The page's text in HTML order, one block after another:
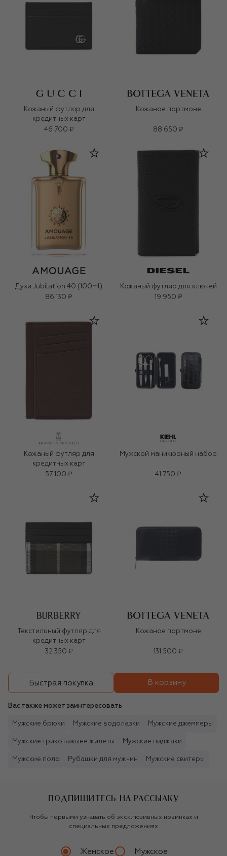
Кожаный футляр для
кредитных карт
46 700 ₽
Кожаное портмоне
88 650 ₽
Духи Jubilation 40 (100ml)
86 130 ₽
Кожаный футляр для ключей
19 950 ₽
Кожаный футляр для
кредитных карт
57 100 ₽
Мужской маникюрный набор
41 750 ₽
Текстильный футляр для
кредитных карт
32 350 ₽
Кожаное портмоне
131 500 ₽
Быстрая покупка В корзину
Вас также может заинтересовать
Мужские брюки Мужские водолазки Мужские джемперы
Мужские трикотажыне жилеты Мужские пиджаки
Мужские поло Рубашки для мужчин Мужские свитеры
ПОДПИШИТЕСЬ НА РАССЫЛКУ
Чтобы первыми узнавать об эксклюзивных новинках и
специальных предложениях
Женское Мужское